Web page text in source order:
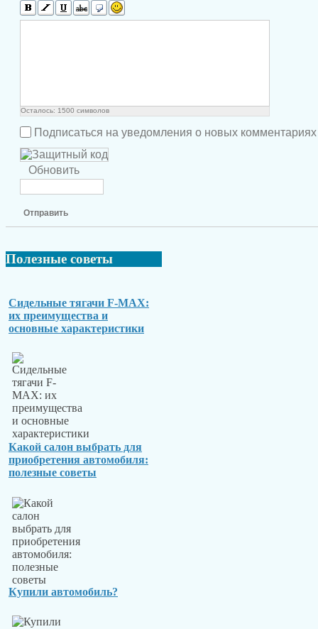
Осталось: 1500 символов
Подписаться на уведомления о новых комментариях
Обновить
Отправить
Полезные советы
Сидельные тягачи F-MAX:
их преимущества и
основные характеристики
Какой салон выбрать для
приобретения автомобиля:
полезные советы
Купили автомобиль?